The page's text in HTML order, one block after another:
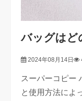
バッグはど
2024年08月14日
スーパーコピー
と使用方法によ